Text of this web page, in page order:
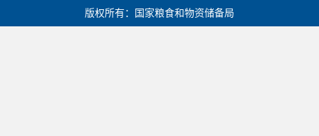
版权所有：国家粮食和物资储备局